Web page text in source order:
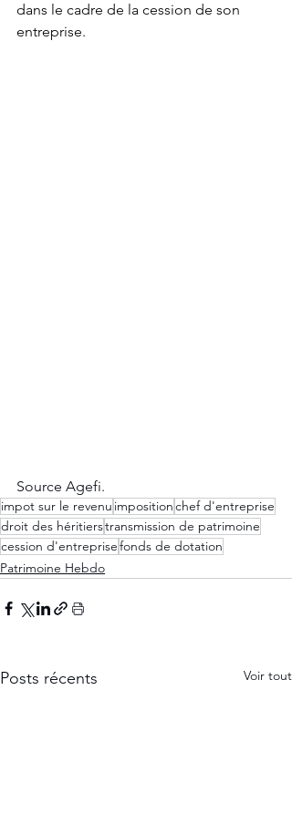
dans le cadre de la cession de son
entreprise.
Source Agefi.
impot sur le revenu impositionchef d'entreprise
droit des héritierstransmission de patrimoine
cession d'entreprisefonds de dotation
Patrimoine Hebdo
Posts récents Voir tout